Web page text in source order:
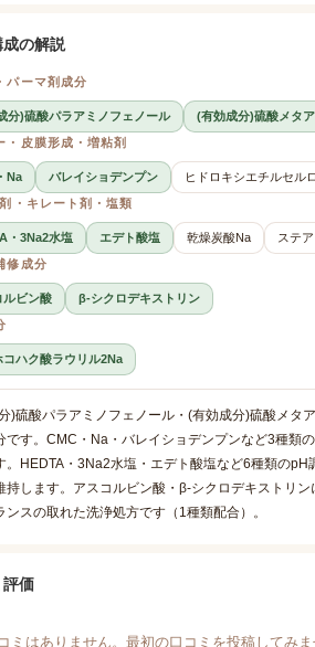
成の解説
パーマ剤成分
分)硫酸パラアミノフェノール (有効成分)硫酸メタ
・皮膜形成・増粘剤
Na バレイショデンプン
ヒドロキシエチルセル
・キレート剤・塩類
・3Na2水塩 エデト酸塩 乾燥炭酸Na ステ
修成分
ルビン酸
β-シクロデキストリン
コハク酸ラウリル2Na
)硫酸パラアミノフェノール・(有効成分)硫酸メタ
です。CMC・Na・バレイショデンプンなど3種類
。HEDTA・3Na2水塩・エデト酸塩など6種類の
持します。アスコルビン酸・β-シクロデキストリ
ンスの取れた洗浄処方です（1種類配合）。
評価
ミはありません。最初の口コミを投稿してみま